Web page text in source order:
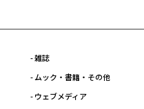
- 雑誌
- ムック・書籍・その他
- ウェブメディア